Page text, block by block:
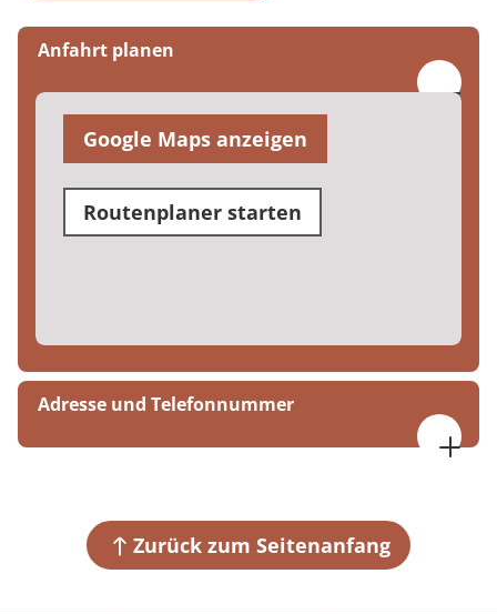
Anfahrt planen
Google Maps anzeigen
Routenplaner starten
Adresse und Telefonnummer
+49 6836 39-0
Zurück zum Seitenanfang